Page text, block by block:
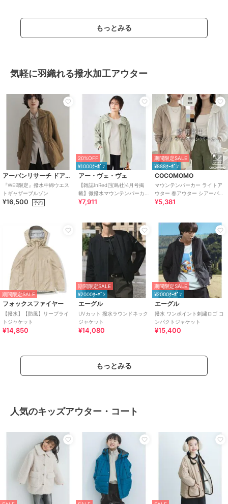
もっとみる
気軽に羽織れる撥水加工アウター
アーバンリサーチ ドアーズ
『WEB限定』撥水中綿ウエス
トギャザーブルゾン
¥16,500 予約
20%OFF
¥1000ｸｰﾎﾟﾝ
アー・ヴェ・ヴェ
【雑誌InRed(宝島社)4月号掲
載】微撥水マウンテンパーカ
ー
¥7,911
期間限定SALE
¥888ｸｰﾎﾟﾝ
COCOMOMO
マウンテンパーカー ライトア
ウター 春アウター シアーパー
カー レディース アウター ブル
¥5,381
期間限定SALE
フォックスファイヤー
【撥水】【防風】リープライ
トジャケット
¥14,850
期間限定SALE
¥2000ｸｰﾎﾟﾝ
エーグル
UVカット 撥水ラウンドネック
ジャケット
¥14,080
期間限定SALE
¥2000ｸｰﾎﾟﾝ
エーグル
撥水 ワンポイント刺繍ロゴ コ
ンパクトジャケット
¥15,400
もっとみる
人気のキッズアウター・コート